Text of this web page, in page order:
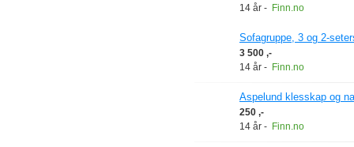
14 år - Finn.no
Sofagruppe, 3 og 2-
3 500 ,-
14 år - Finn.no
Aspelund klesskap og
250 ,-
14 år - Finn.no